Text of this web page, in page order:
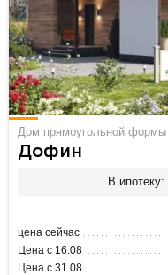
Дом прямоугольной формы
Дофин
В ипотеку:
цена сейчас
Цена с 16.08
Цена с 31.08